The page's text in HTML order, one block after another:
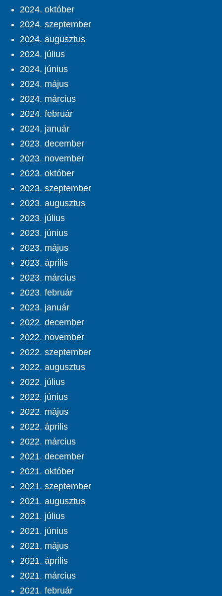
2024. október
2024. szeptember
2024. augusztus
2024. július
2024. június
2024. május
2024. március
2024. február
2024. január
2023. december
2023. november
2023. október
2023. szeptember
2023. augusztus
2023. július
2023. június
2023. május
2023. április
2023. március
2023. február
2023. január
2022. december
2022. november
2022. szeptember
2022. augusztus
2022. július
2022. június
2022. május
2022. április
2022. március
2021. december
2021. október
2021. szeptember
2021. augusztus
2021. július
2021. június
2021. május
2021. április
2021. március
2021. február